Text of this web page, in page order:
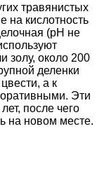
травянистых
на кислотность
(рН не
золу, около 200
деленки
а к
Эти
после чего
на новом месте.